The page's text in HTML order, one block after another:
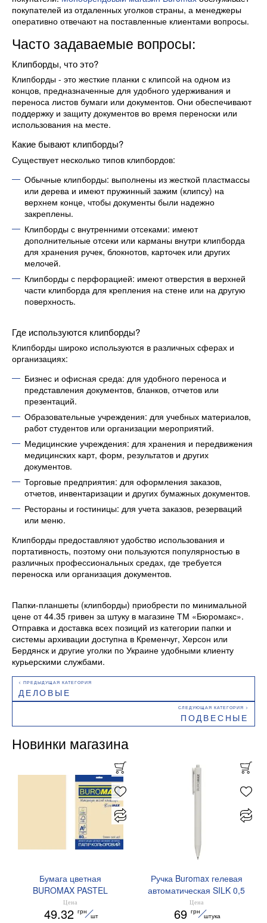
покупателей из отдаленных уголков страны, а менеджеры
оперативно отвечают на поставленные клиентами вопросы.
Часто задаваемые вопросы:
Клипборды, что это?
Клипборды - это жесткие планки с клипсой на одном из
концов, предназначенные для удобного удерживания и
переноса листов бумаги или документов. Они обеспечивают
поддержку и защиту документов во время переноски или
использования на месте.
Какие бывают клипборды?
Существует несколько типов клипбордов:
Обычные клипборды: выполнены из жесткой пластмассы
или дерева и имеют пружинный зажим (клипсу) на
верхнем конце, чтобы документы были надежно
закреплены.
Клипборды с внутренними отсеками: имеют
дополнительные отсеки или карманы внутри клипборда
для хранения ручек, блокнотов, карточек или других
мелочей.
Клипборды с перфорацией: имеют отверстия в верхней
части клипборда для крепления на стене или на другую
поверхность.
Где используются клипборды?
Клипборды широко используются в различных сферах и
организациях:
Бизнес и офисная среда: для удобного переноса и
представления документов, бланков, отчетов или
презентаций.
Образовательные учреждения: для учебных материалов,
работ студентов или организации мероприятий.
Медицинские учреждения: для хранения и передвижения
медицинских карт, форм, результатов и других
документов.
Торговые предприятия: для оформления заказов,
отчетов, инвентаризации и других бумажных документов.
Рестораны и гостиницы: для учета заказов, резерваций
или меню.
Клипборды предоставляют удобство использования и
портативность, поэтому они пользуются популярностью в
различных профессиональных средах, где требуется
переноска или организация документов.
Папки-планшеты (клипборды) приобрести по минимальной
цене от 44.35 гривен за штуку в магазине ТМ «Бюромакс».
Отправка и доставка всех позиций из категории папки и
системы архивации доступна в Кременчуг, Херсон или
Бердянск и другие уголки по Украине удобными клиенту
курьерскими службами.
ДЕЛОВЫЕ
ПОДВЕСНЫЕ
Новинки магазина
Бумага цветная
BUROMAX PASTEL
EUROMAX 20 арк А4 80 г/
мс BM.2721220E-08
Цена
49.32 грн
шт
Ручка Buromax гелевая
автоматическая SILK 0,5
мм синие чернила
BM.83100
Цена
69 грн
штука